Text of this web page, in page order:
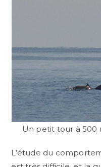
Un petit tour à 500
L’étude du